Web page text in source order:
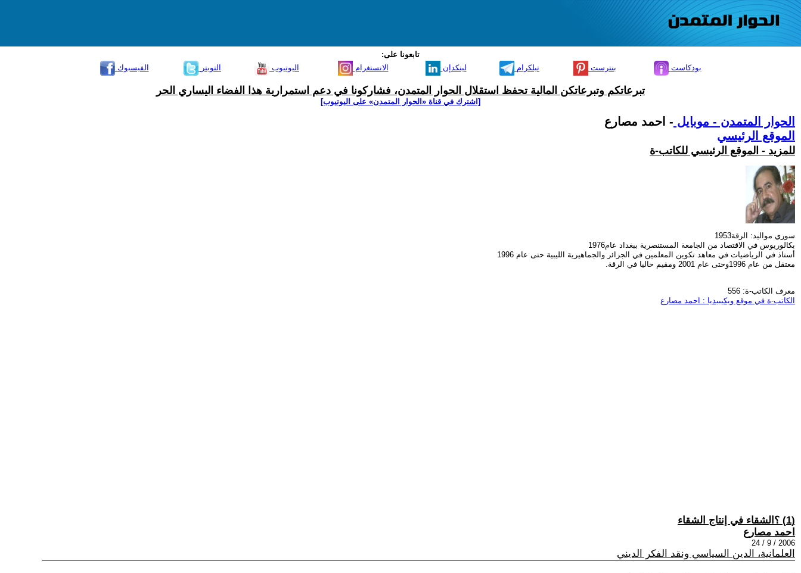
تابعونا على:
الفيسبوك
التويتر اليوتيوب الانستغرام لينكدإن تيلكرام بنترست بودكاست
تبرعاتكم وتبرعاتكن المالية تحفظ استقلال الحوار المتمدن، فشاركونا في دعم استمرارية هذا الفضاء اليساري الحر
[اشترك في قناة ‫«الحوار المتمدن» على اليوتيوب]
الحوار المتمدن - موبايل - احمد مصارع
الموقع الرئيسي
للمزيد - الموقع الرئيسي للكاتب-ة
سوري مواليد: الرقة1953
بكالوريوس في الاقتصاد من الجامعة المستنصرية ببغداد عام1976
أستاذ في الرياضيات في معاهد تكوين المعلمين في الجزائر والجماهيرية الليبية حتى عام 1996
معتقل من عام 1996وحتى عام 2001 ومقيم حاليا في الرقة.
معرف الكاتب-ة: 556
الكاتب-ة في موقع ويكيبيديا : احمد مصارع
(1) ؟الشقاء في إنتاج الشقاء
احمد مصارع
2006 / 9 / 24
العلمانية، الدين السياسي ونقد الفكر الديني